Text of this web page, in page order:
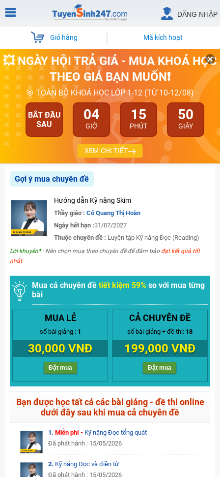
ĐĂNG NHẬP
Giỏ hàng Mã kích hoạt
💥 NGÀY HỘI TRẢ GIÁ - MUA KHOÁ HỌC
THEO GIÁ BẠN MUỐN❗
🎯 TOÀN BỘ KHOÁ HỌC LỚP 1-12 (TỪ 10-12/08)
BẮT ĐẦU
SAU
04
GIỜ
15
PHÚT
49
GIÂY
XEM CHI TIẾT
Gợi ý mua chuyên đề
Hướng dẫn Kỹ năng Skim
Thầy giáo : Cô Quang Thị Hoàn
Ngày hết hạn :31/07/2027
Thuộc chuyên đề : Luyện tập Kỹ năng Đọc (Reading)
Lời khuyên*: Nên chọn mua theo chuyên đề để đảm bảo đạt kết quả tốt
nhất
Mua cả chuyên đề tiết kiệm 59% so với mua từng
bài
MUA LẺ
số bài giảng : 1
30,000 VNĐ
Đặt mua
CẢ CHUYÊN ĐỀ
số bài giảng + đề thi: 18
199,000 VNĐ
Đặt mua
Bạn được học tất cả các bài giảng - đề thi online
dưới đây sau khi mua cả chuyên đề
1. Miễn phí - Kỹ năng Đọc tổng quát
Đã phát hành : 15/05/2026
2. Kỹ năng Đọc và điền từ
Đã phát hành : 15/05/2026